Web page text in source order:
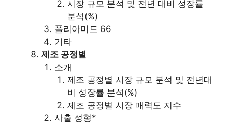
시장 규모 분석 및 전년 대비 성장률
분석(%)
폴리아미드 66
기타
제조 공정별
소개
제조 공정별 시장 규모 분석 및 전년대
비 성장률 분석(%)
제조 공정별 시장 매력도 지수
사출 성형*